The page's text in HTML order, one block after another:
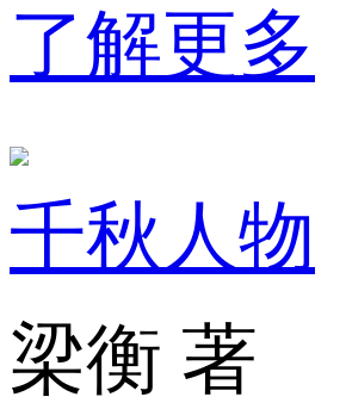
了解更多
千秋人物
梁衡 著